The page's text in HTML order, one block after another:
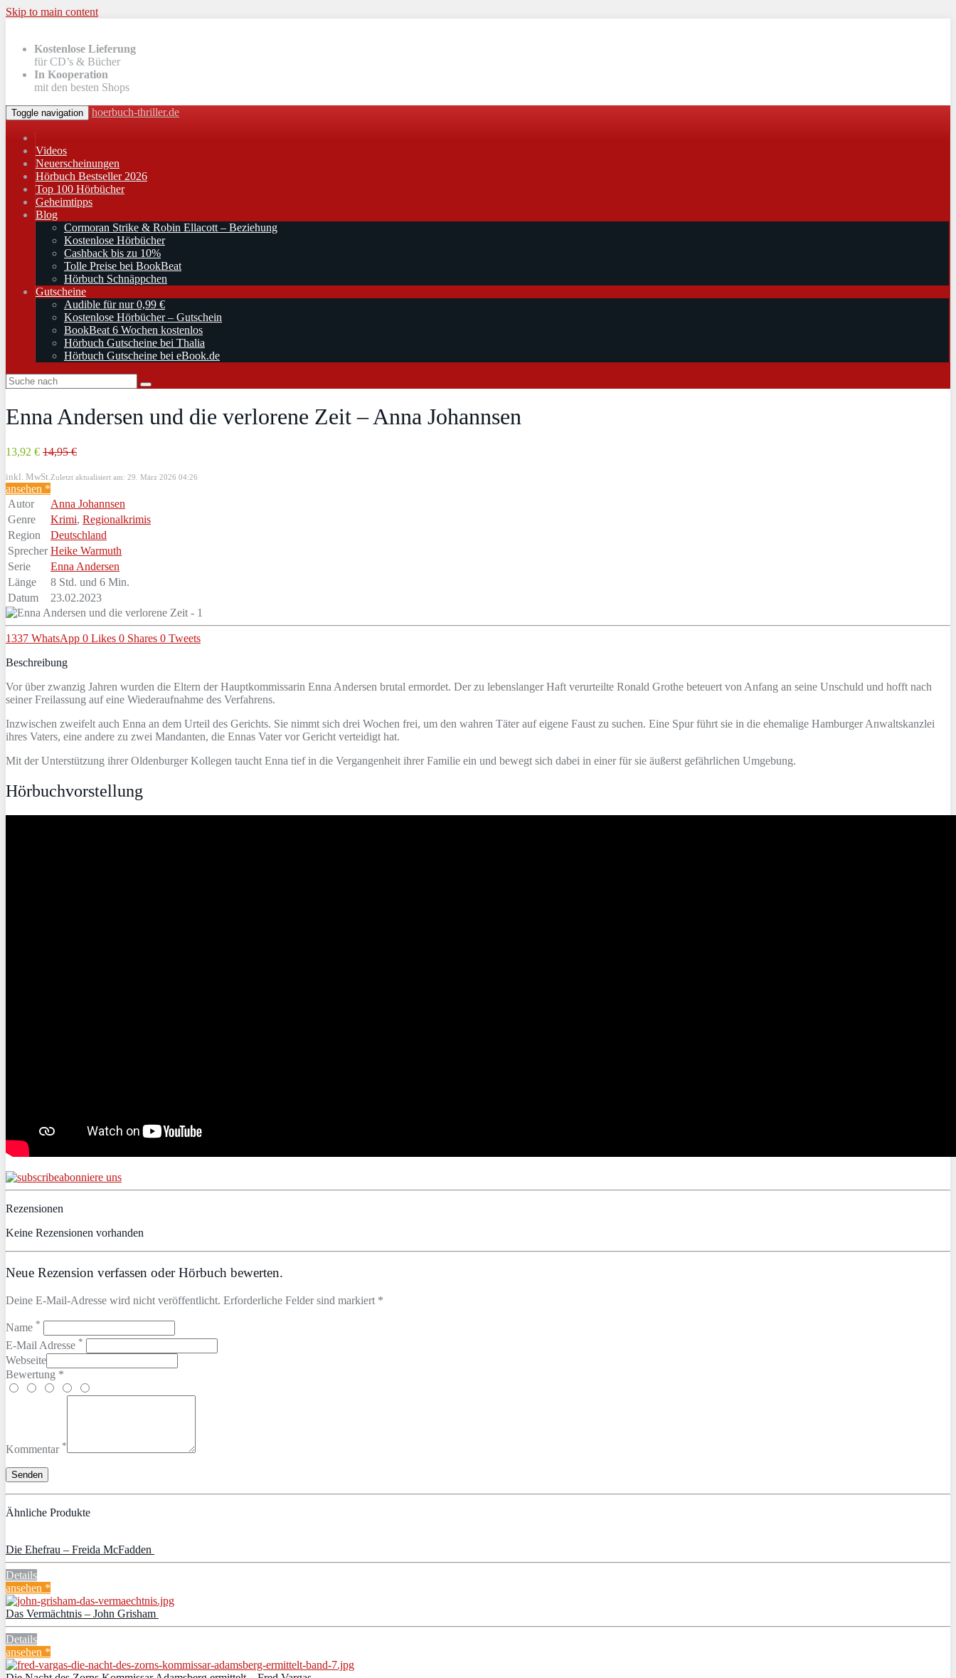
Skip to main content
Kostenlose Lieferung
für CD’s & Bücher
In Kooperation
mit den besten Shops
Toggle navigation hoerbuch-thriller.de
Videos
Neuerscheinungen
Hörbuch Bestseller 2026
Top 100 Hörbücher
Geheimtipps
Blog
Cormoran Strike & Robin Ellacott – Beziehung
Kostenlose Hörbücher
Cashback bis zu 10%
Tolle Preise bei BookBeat
Hörbuch Schnäppchen
Gutscheine
Audible für nur 0,99 €
Kostenlose Hörbücher – Gutschein
BookBeat 6 Wochen kostenlos
Hörbuch Gutscheine bei Thalia
Hörbuch Gutscheine bei eBook.de
Enna Andersen und die verlorene Zeit – Anna Johannsen
13,92 € 14,95 €
inkl. MwSt. Zuletzt aktualisiert am: 29. März 2026 04:26
ansehen *
Autor
Anna Johannsen
Genre
Krimi, Regionalkrimis
Region
Deutschland
Sprecher Heike Warmuth
Serie
Enna Andersen
Länge
8 Std. und 6 Min.
Datum
23.02.2023
1337 WhatsApp 0 Likes 0 Shares 0 Tweets
Beschreibung
Vor über zwanzig Jahren wurden die Eltern der Hauptkommissarin Enna Andersen brutal ermordet. Der zu lebenslanger Haft verurteilte Ronald Grothe beteuert von Anfang an seine Unschuld und hofft nach
seiner Freilassung auf eine Wiederaufnahme des Verfahrens.
Inzwischen zweifelt auch Enna an dem Urteil des Gerichts. Sie nimmt sich drei Wochen frei, um den wahren Täter auf eigene Faust zu suchen. Eine Spur führt sie in die ehemalige Hamburger Anwaltskanzlei
ihres Vaters, eine andere zu zwei Mandanten, die Ennas Vater vor Gericht verteidigt hat.
Mit der Unterstützung ihrer Oldenburger Kollegen taucht Enna tief in die Vergangenheit ihrer Familie ein und bewegt sich dabei in einer für sie äußerst gefährlichen Umgebung.
Hörbuchvorstellung
abonniere uns
Rezensionen
Keine Rezensionen vorhanden
Neue Rezension verfassen oder Hörbuch bewerten.
Deine E-Mail-Adresse wird nicht veröffentlicht. Erforderliche Felder sind markiert *
Name *
E-Mail Adresse *
Webseite
Bewertung *
Kommentar *
Ähnliche Produkte
Die Ehefrau – Freida McFadden
Details
ansehen *
Das Vermächtnis – John Grisham
Details
ansehen *